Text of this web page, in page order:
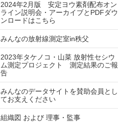
2024年2月版 安定ヨウ素剤配布オン
ライン説明会・アーカイブとPDFダウ
ンロードはこちら
みんなの放射線測定室in秩父
2023年タケノコ・山菜 放射性セシウ
ム測定プロジェクト 測定結果のご報
告
みんなのデータサイトを賛助会員とし
てお支えください
組織図 および 理事・監事